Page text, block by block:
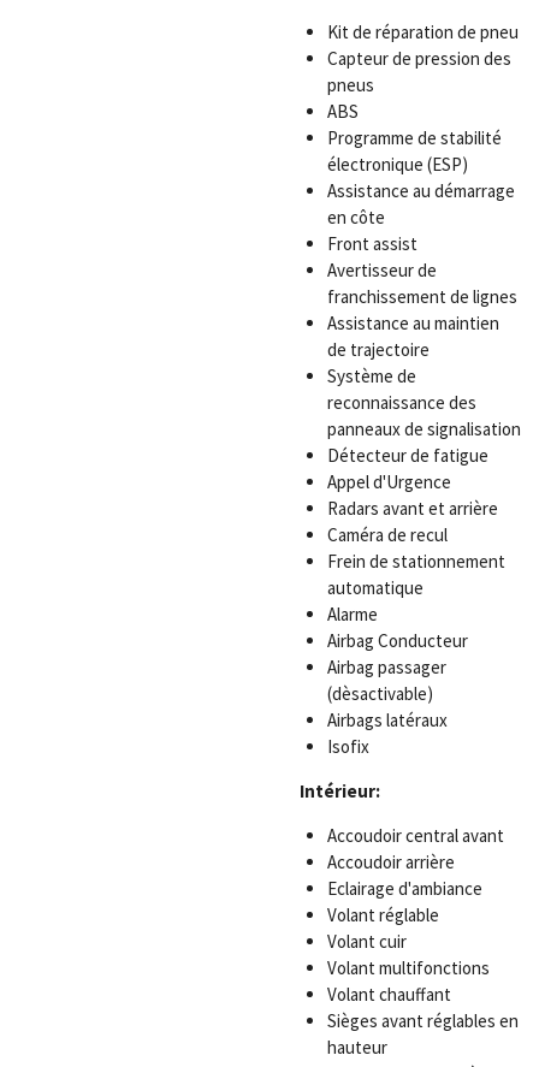
Kit de réparation de pneu
Capteur de pression des
pneus
ABS
Programme de stabilité
électronique (ESP)
Assistance au démarrage
en côte
Front assist
Avertisseur de
franchissement de lignes
Assistance au maintien
de trajectoire
Système de
reconnaissance des
panneaux de signalisation
Détecteur de fatigue
Appel d'Urgence
Radars avant et arrière
Caméra de recul
Frein de stationnement
automatique
Alarme
Airbag Conducteur
Airbag passager
(dèsactivable)
Airbags latéraux
Isofix
Intérieur:
Accoudoir central avant
Accoudoir arrière
Eclairage d'ambiance
Volant réglable
Volant cuir
Volant multifonctions
Volant chauffant
Sièges avant réglables en
hauteur